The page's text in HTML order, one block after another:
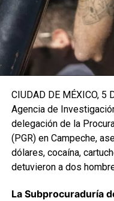
CIUDAD DE MÉXICO, 5
Agencia de
delegación de la
(PGR) en Campeche,
dólares, cocaína,
detuvieron a dos
La Subprocuraduría